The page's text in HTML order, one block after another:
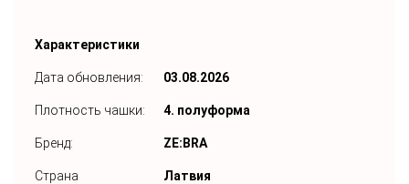
Характеристики
Дата обновления: 03.08.2026
Плотность чашки: 4. полуформа
Бренд: ZE:BRA
Страна
Латвия